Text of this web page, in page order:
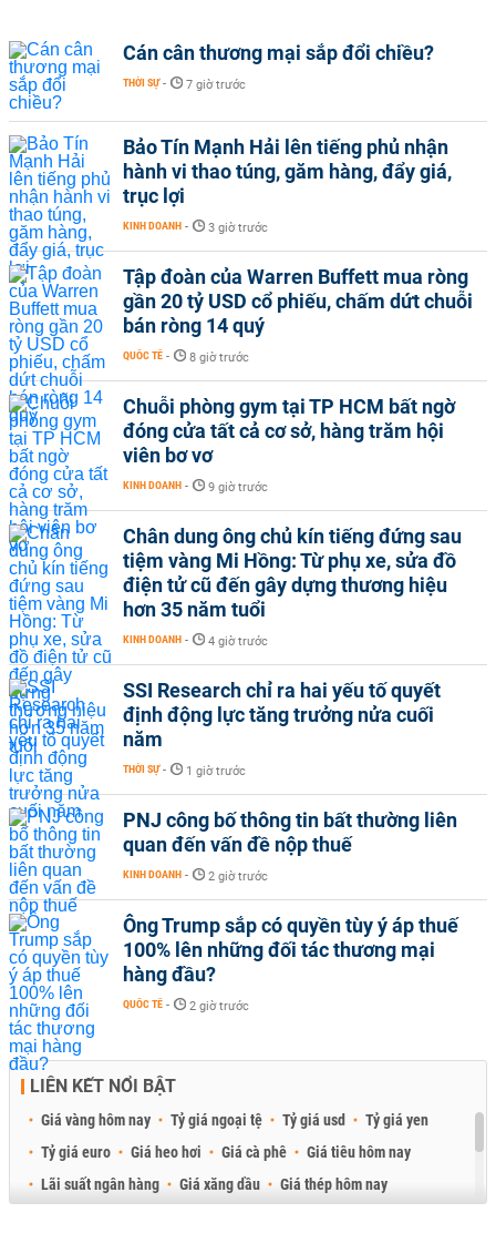
Cán cân thương mại sắp đổi chiều?
THỜI SỰ - 7 giờ trước
Bảo Tín Mạnh Hải lên tiếng phủ nhận
hành vi thao túng, găm hàng, đẩy giá,
trục lợi
KINH DOANH - 3 giờ trước
Tập đoàn của Warren Buffett mua ròng
gần 20 tỷ USD cổ phiếu, chấm dứt chuỗi
bán ròng 14 quý
QUỐC TẾ - 8 giờ trước
Chuỗi phòng gym tại TP HCM bất ngờ
đóng cửa tất cả cơ sở, hàng trăm hội
viên bơ vơ
KINH DOANH - 9 giờ trước
Chân dung ông chủ kín tiếng đứng sau
tiệm vàng Mi Hồng: Từ phụ xe, sửa đồ
điện tử cũ đến gây dựng thương hiệu
hơn 35 năm tuổi
KINH DOANH - 4 giờ trước
SSI Research chỉ ra hai yếu tố quyết
định động lực tăng trưởng nửa cuối
năm
THỜI SỰ - 1 giờ trước
PNJ công bố thông tin bất thường liên
quan đến vấn đề nộp thuế
KINH DOANH - 2 giờ trước
Ông Trump sắp có quyền tùy ý áp thuế
100% lên những đối tác thương mại
hàng đầu?
QUỐC TẾ - 2 giờ trước
LIÊN KẾT NỔI BẬT
Giá vàng hôm nay Tỷ giá ngoại tệ Tỷ giá usd
Tỷ giá yen
Tỷ giá euro
Giá heo hơi Giá cà phê
Giá tiêu hôm nay
Lãi suất ngân hàng
Giá xăng dầu
Giá thép hôm nay